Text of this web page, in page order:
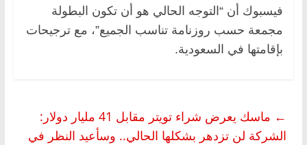
فيسبوك أن “التوجه الحالي هو أن تكون البطولة
مجمعة حسب روزنامة تناسب الجميع”، مع ترجيحات
بإقامتها في السعودية.
←
ماسك يعرض شراء تويتر مقابل 41 مليار دولار:
الشركة لن تزدهر بشكلها الحالي.. وسأعيد النظر في